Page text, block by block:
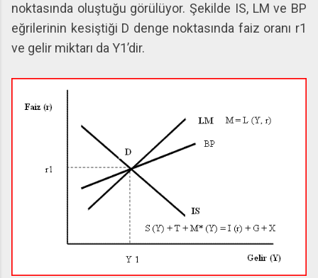
noktasında oluştuğu görülüyor. Şekilde IS, LM ve BP
eğrilerinin kesiştiği D denge noktasında faiz oranı r1
ve gelir miktarı da Y1’dir.